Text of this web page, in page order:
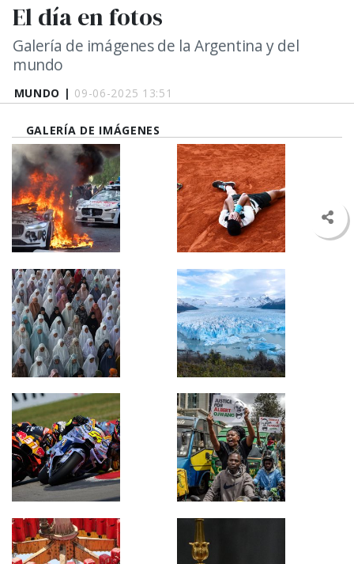
MUNDO | 09-06-2025 13:51
El día en fotos
Galería de imágenes de la Argentina y del
mundo
GALERÍA DE IMÁGENES